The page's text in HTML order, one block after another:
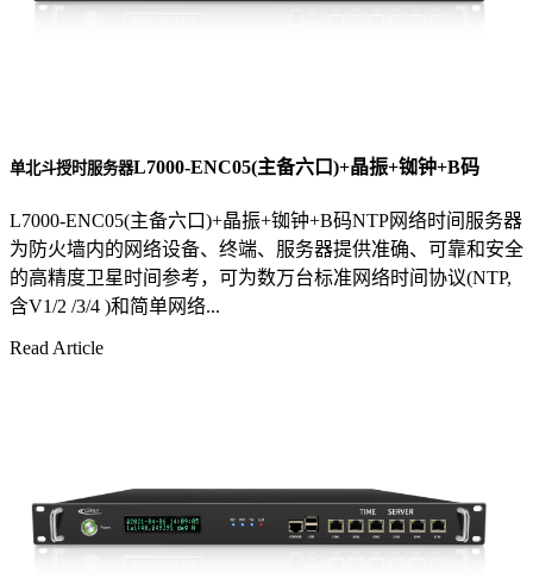
单北斗授时服务器L7000-ENC05(主备六口)+晶振+铷钟+B码
L7000-ENC05(主备六口)+晶振+铷钟+B码NTP网络时间服务器
为防火墙内的网络设备、终端、服务器提供准确、可靠和安全
的高精度卫星时间参考，可为数万台标准网络时间协议(NTP,
含V1/2 /3/4 )和简单网络...
Read Article